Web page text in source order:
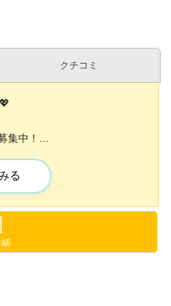
クチコミ
集中！
関係は一切ありません✨️
お迎えしちゃいます(*^^*)
る
細